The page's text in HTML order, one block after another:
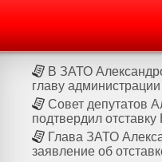
В ЗАТО
главу администрации
Совет депутатов
подтвердил отставку
Глава ЗАТО
заявление об